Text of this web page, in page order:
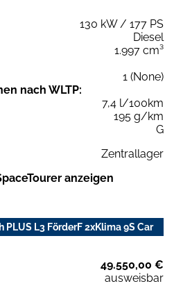
130 kW / 177 PS
Diesel
1.997 cm³
1 (None)
nach WLTP:
7,4 l/100km
195 g/km
G
Zentrallager
anzeigen
L3 FörderF 2xKlima 9S Car
49.550,00 €
ausweisbar